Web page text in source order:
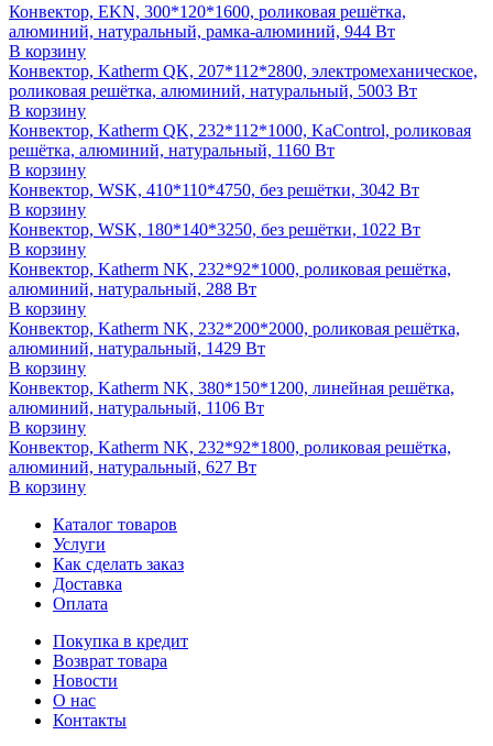
Конвектор, EKN, 300*120*1600, роликовая решётка,
алюминий, натуральный, рамка-алюминий, 944 Вт
В корзину
Конвектор, Katherm QK, 207*112*2800, электромеханическое,
роликовая решётка, алюминий, натуральный, 5003 Вт
В корзину
Конвектор, Katherm QK, 232*112*1000, KaControl, роликовая
решётка, алюминий, натуральный, 1160 Вт
В корзину
Конвектор, WSK, 410*110*4750, без решётки, 3042 Вт
В корзину
Конвектор, WSK, 180*140*3250, без решётки, 1022 Вт
В корзину
Конвектор, Katherm NK, 232*92*1000, роликовая решётка,
алюминий, натуральный, 288 Вт
В корзину
Конвектор, Katherm NK, 232*200*2000, роликовая решётка,
алюминий, натуральный, 1429 Вт
В корзину
Конвектор, Katherm NK, 380*150*1200, линейная решётка,
алюминий, натуральный, 1106 Вт
В корзину
Конвектор, Katherm NK, 232*92*1800, роликовая решётка,
алюминий, натуральный, 627 Вт
В корзину
Каталог товаров
Услуги
Как сделать заказ
Доставка
Оплата
Покупка в кредит
Возврат товара
Новости
О нас
Контакты